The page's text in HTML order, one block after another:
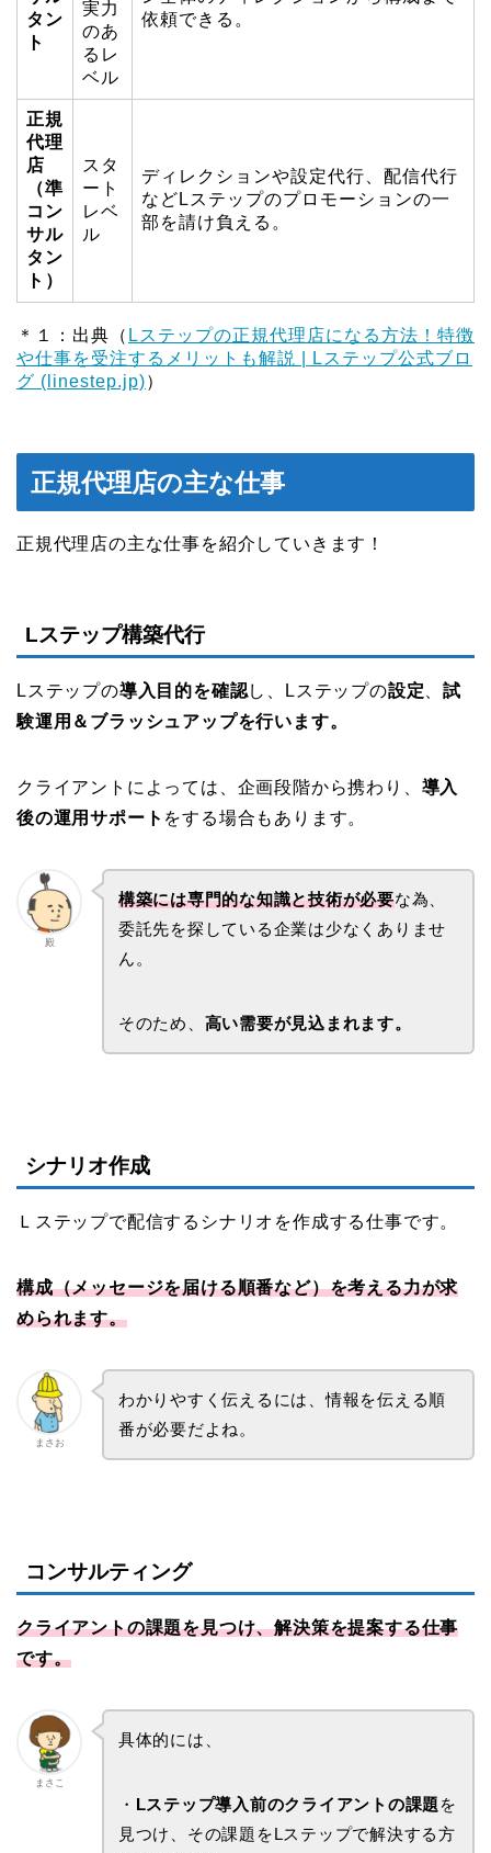
タン
ト
実力
のあ
るレ
ベル
依頼できる。
正規
代理
店
（準
コン
サル
タン
ト）
スタ
ート
レベ
ル
ディレクションや設定代行、配信代行
などLステップのプロモーションの一
部を請け負える。
＊１：出典（ Lステップの正規代理店になる方法！特徴
や仕事を受注するメリットも解説 | Lステップ公式ブロ
グ (linestep.jp)）
正規代理店の主な仕事
正規代理店の主な仕事を紹介していきます！
Lステップ構築代行
Lステップの導入目的を確認し、Lステップの設定 、試
験運用＆ブラッシュアップを行います。
クライアントによっては、企画段階から携わり、 導入
後の運用サポート をする場合もあります。
殿
構築には専門的な知識と技術が必要な為、
委託先を探している企業は少なくありませ
ん。
そのため、 高い需要が見込まれます。
シナリオ作成
Ｌステップで配信するシナリオを作成する仕事です。
構成（メッセージを届ける順番など）を考える力が求
められます。
まさお
わかりやすく伝えるには、情報を伝える順
番が必要だよね。
コンサルティング
クライアントの課題を見つけ、解決策を提案する仕事
です。
まさこ
具体的には、
・ Lステップ導入前のクライアントの課題 を
見つけ、その課題をLステップで解決する方